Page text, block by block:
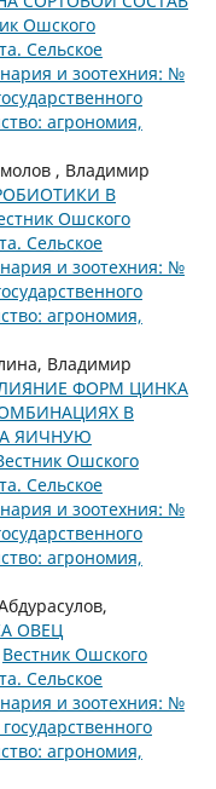
Ошского
Сельское
и зоотехния: №
агрономия,
, Владимир
В
Ошского
Сельское
и зоотехния: №
агрономия,
Владимир
ФОРМ ЦИНКА
В
ЯИЧНУЮ
Ошского
Сельское
и зоотехния: №
агрономия,
ОВЕЦ
Вестник Ошского
Сельское
и зоотехния: №
агрономия,